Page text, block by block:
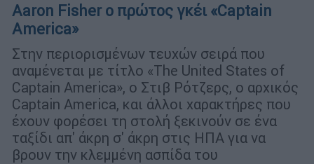
Aaron Fisher ο πρώτος γκέι «Captain
America»
Στην περιορισμένων τευχών σειρά που
αναμένεται με τίτλο «The United States of
Captain America», ο Στιβ Ρότζερς, ο αρχικός
Captain America, και άλλοι χαρακτήρες που
έχουν φορέσει τη στολή ξεκινούν σε ένα
ταξίδι απ' άκρη σ' άκρη στις ΗΠΑ για να
βρουν την κλεμμένη ασπίδα του